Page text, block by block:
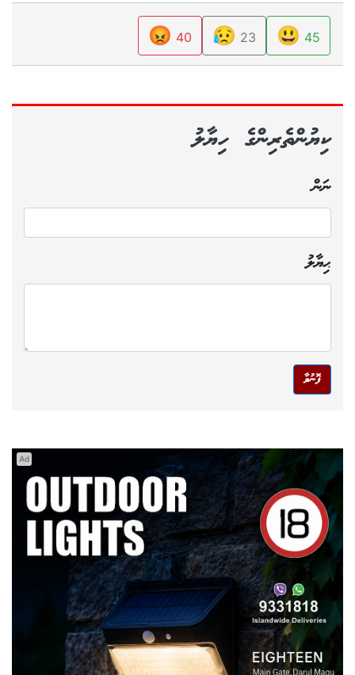
45
😃
23
😥
40
😡
ކިޔުންތެރިންގެ ހިޔާލު
ނަން
ޙިޔާލު
ފޮނުވާ
Ad